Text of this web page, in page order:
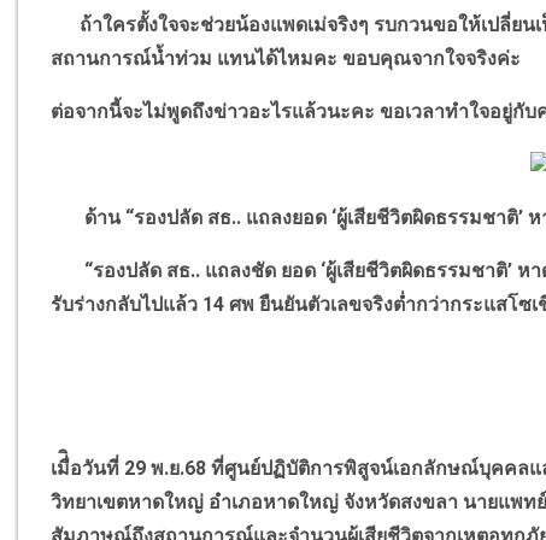
ถ้าใครตั้งใจจะช่วยน้องแพดเม่จริงๆ รบกวนขอให้เปลี่ยน
สถานการณ์น้ำท่วม แทนได้ไหมคะขอบคุณจากใจจริงค่ะ
ต่อจากนี้จะไม่พูดถึงข่าวอะไรแล้วนะคะ ขอเวลาทำใจอยู่กั
ด้าน “รองปลัด สธ.. แถลงยอด ‘ผู้เสียชีวิตผิดธรรมชาติ’ ห
“รองปลัด สธ.. แถลงชัด ยอด ‘ผู้เสียชีวิตผิดธรรมชาติ’ ห
รับร่างกลับไปแล้ว 14 ศพ ยืนยันตัวเลขจริงต่ำกว่ากระแสโซเ
เมื่ิอวันที่ 29 พ.ย.68 ที่ศูนย์ปฏิบัติการพิสูจน์เอกลักษณ์บุคคล
วิทยาเขตหาดใหญ่ อำเภอหาดใหญ่ จังหวัดสงขลา นายแพ